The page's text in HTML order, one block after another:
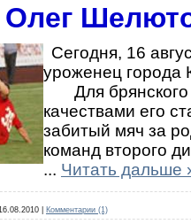
Олег
Сегодня, 16
уроженец города
Для брянского
качествами его
забитый мяч за
команд второго
... Читать дальше
Комментарии (1)